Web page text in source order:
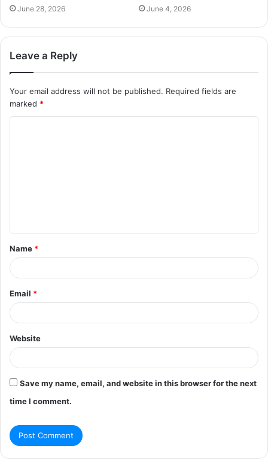
June 28, 2026 June 4, 2026
Leave a Reply
Your email address will not be published. Required fields are
marked *
t
*
Name *
Email *
Website
Save my name, email, and website in this browser for the next
time I comment.